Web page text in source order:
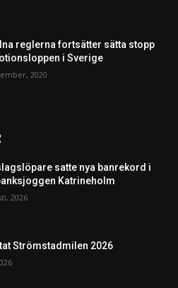
reglerna fortsätter sätta stopp
i Sverige
2020
satte nya banrekord i
Katrineholm
2026
Strömstadmilen 2026